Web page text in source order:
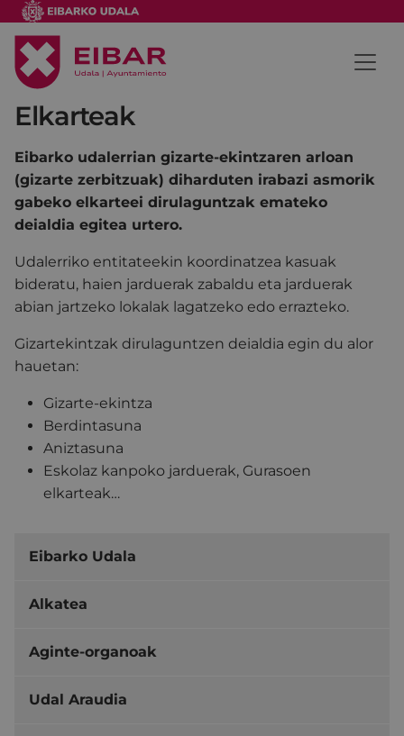
Elkarteak
Eibarko udalerrian gizarte-ekintzaren arloan
(gizarte zerbitzuak) diharduten irabazi asmorik
gabeko elkarteei dirulaguntzak emateko
deialdia egitea urtero.
Udalerriko entitateekin koordinatzea kasuak
bideratu, haien jarduerak zabaldu eta jarduerak
abian jartzeko lokalak lagatzeko edo errazteko.
Gizartekintzak dirulaguntzen deialdia egin du alor
hauetan:
Gizarte-ekintza
Berdintasuna
Aniztasuna
Eskolaz kanpoko jarduerak, Gurasoen
elkarteak…
Eibarko Udala
Alkatea
Aginte-organoak
Udal Araudia